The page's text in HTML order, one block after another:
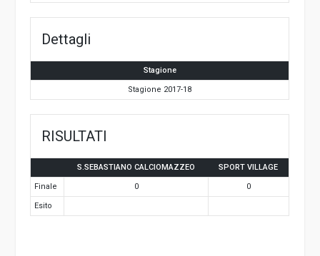
Dettagli
Stagione
Stagione 2017-18
RISULTATI
S.SEBASTIANO CALCIOMAZZEO SPORT VILLAGE
Finale 0 0
Esito